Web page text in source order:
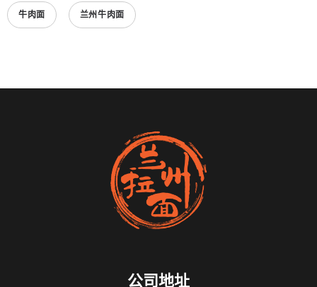
牛肉面 兰州牛肉面
公司地址